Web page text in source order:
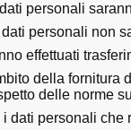
dati personali
personali non
effettuati
della
delle norme
i dati personali che